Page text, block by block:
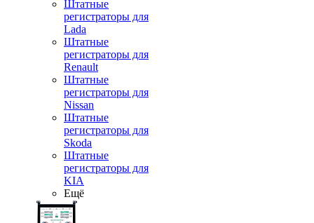
Штатные
регистраторы для
Lada
Штатные
регистраторы для
Renault
Штатные
регистраторы для
Nissan
Штатные
регистраторы для
Skoda
Штатные
регистраторы для
KIA
Ещё